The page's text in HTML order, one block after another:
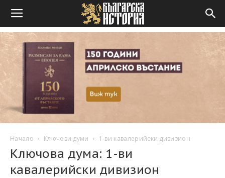
Начало Ключови думи 1-ви кавалерийски дивизион
Ключова дума: 1-ви
кавалерийски дивизион